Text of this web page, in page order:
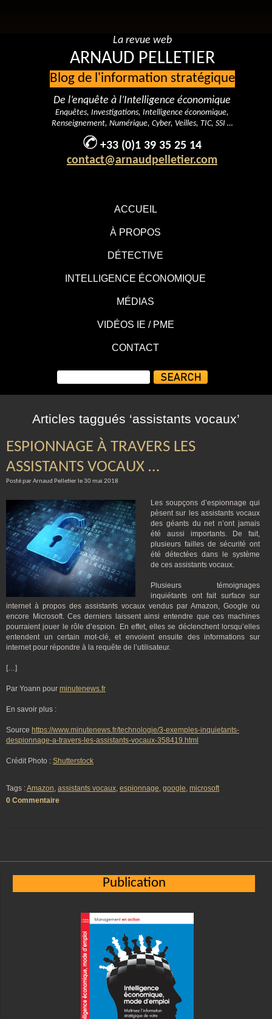
ACCUEIL
À PROPOS
DÉTECTIVE
INTELLIGENCE ÉCONOMIQUE
MÉDIAS
VIDÉOS IE / PME
CONTACT
La revue web
ARNAUD PELLETIER
Blog de l'information stratégique
De l’enquête à l’Intelligence économique
Enquêtes, Investigations, Intelligence économique,
Renseignement, Numérique, Cyber, Veilles, TIC, SSI …
+33 (0)1 39 35 25 14
contact@arnaudpelletier.com
Articles taggués ‘assistants vocaux’
ESPIONNAGE À TRAVERS LES
ASSISTANTS VOCAUX …
Posté par Arnaud Pelletier le 30 mai 2018
Les soupçons d’espionnage qui
pèsent sur les assistants vocaux
des géants du net n’ont jamais
été aussi importants. De fait,
plusieurs failles de sécurité ont
été détectées dans le système
de ces assistants vocaux.
Plusieurs témoignages
inquiétants ont fait surface sur
internet à propos des assistants vocaux vendus par Amazon, Google ou
encore Microsoft. Ces derniers laissent ainsi entendre que ces machines
pourraient jouer le rôle d’espion. En effet, elles se déclenchent lorsqu’elles
entendent un certain mot-clé, et envoient ensuite des informations sur
internet pour répondre à la requête de l’utilisateur.
[…]
Par Yoann pour minutenews.fr
En savoir plus :
Source https://www.minutenews.fr/technologie/3-exemples-inquietants-
despionnage-a-travers-les-assistants-vocaux-358419.html
Crédit Photo : Shutterstock
Tags :Amazon, assistants vocaux, espionnage, google, microsoft
0 Commentaire
Publication